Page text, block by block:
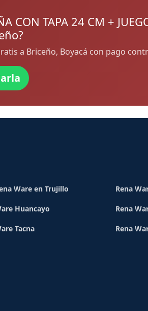
CON TAPA 24 CM +
a Briceño, Boyacá con pago
Ware en Trujillo Rena
Huancayo Rena
Tacna Rena